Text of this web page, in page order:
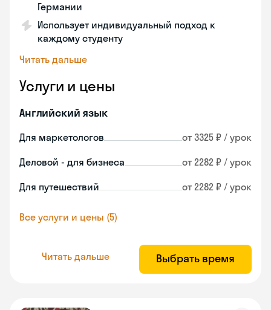
Германии
Использует индивидуальный подход к
каждому студенту
Читать дальше
Услуги и цены
Английский язык
Для маркетологов от 3325 ₽ / урок
Деловой - для бизнеса от 2282 ₽ / урок
Для путешествий от 2282 ₽ / урок
Все услуги и цены (5)
Читать дальше Выбрать время